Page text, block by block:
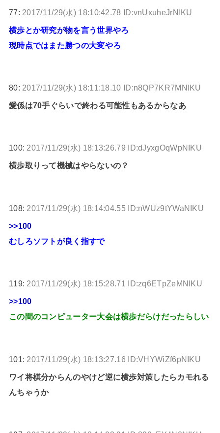
77: 2017/11/29(水) 18:10:42.78 ID:vnUxuheJrNIKU
横歩とか研究が物を言う世界やろ
現時点ではまた勝つの大変やろ
80: 2017/11/29(水) 18:11:18.10 ID:n8QP7KR7MNIKU
愛係は70手ぐらいで終わる可能性もあるからなあ
100: 2017/11/29(水) 18:13:26.79 ID:dJyxgOqWpNIKU
横歩取りって機械はやらないの？
108: 2017/11/29(水) 18:14:04.55 ID:nWUz9tYWaNIKU
>>100
むしろソフトが良く指すで
119: 2017/11/29(水) 18:15:28.71 ID:zq6ETpZeMNIKU
>>100
この間のコンピューター大会は横歩だらけだったらしい
101: 2017/11/29(水) 18:13:27.16 ID:VHYWiZf6pNIKU
ワイ将棋分からんのやけど逆に横歩対策したらカモれる
んちゃうか